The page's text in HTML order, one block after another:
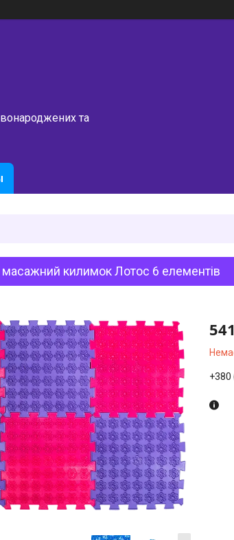
та
масажний килимок Лотос 6 елементів
+380